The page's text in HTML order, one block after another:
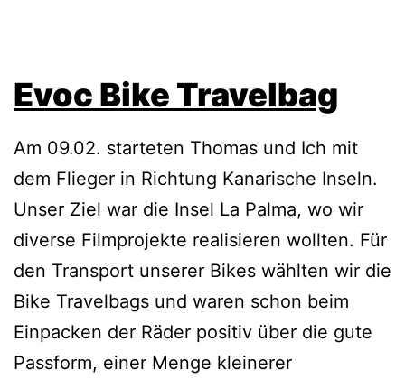
Evoc Bike Travelbag
Am 09.02. starteten Thomas und Ich mit
dem Flieger in Richtung Kanarische Inseln.
Unser Ziel war die Insel La Palma, wo wir
diverse Filmprojekte realisieren wollten. Für
den Transport unserer Bikes wählten wir die
Bike Travelbags und waren schon beim
Einpacken der Räder positiv über die gute
Passform, einer Menge kleinerer